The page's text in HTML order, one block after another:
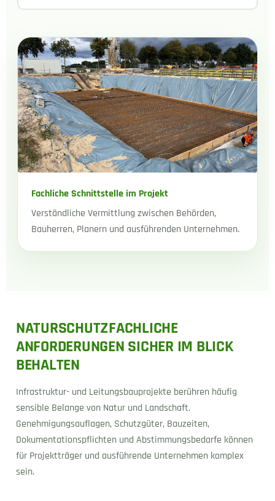
Fachliche Schnittstelle im Projekt
Verständliche Vermittlung zwischen Behörden,
Bauherren, Planern und ausführenden Unternehmen.
NATURSCHUTZFACHLICHE
ANFORDERUNGEN SICHER IM BLICK
BEHALTEN
Infrastruktur- und Leitungsbauprojekte berühren häufig
sensible Belange von Natur und Landschaft.
Genehmigungsauflagen, Schutzgüter, Bauzeiten,
Dokumentationspflichten und Abstimmungsbedarfe können
für Projektträger und ausführende Unternehmen komplex
sein.